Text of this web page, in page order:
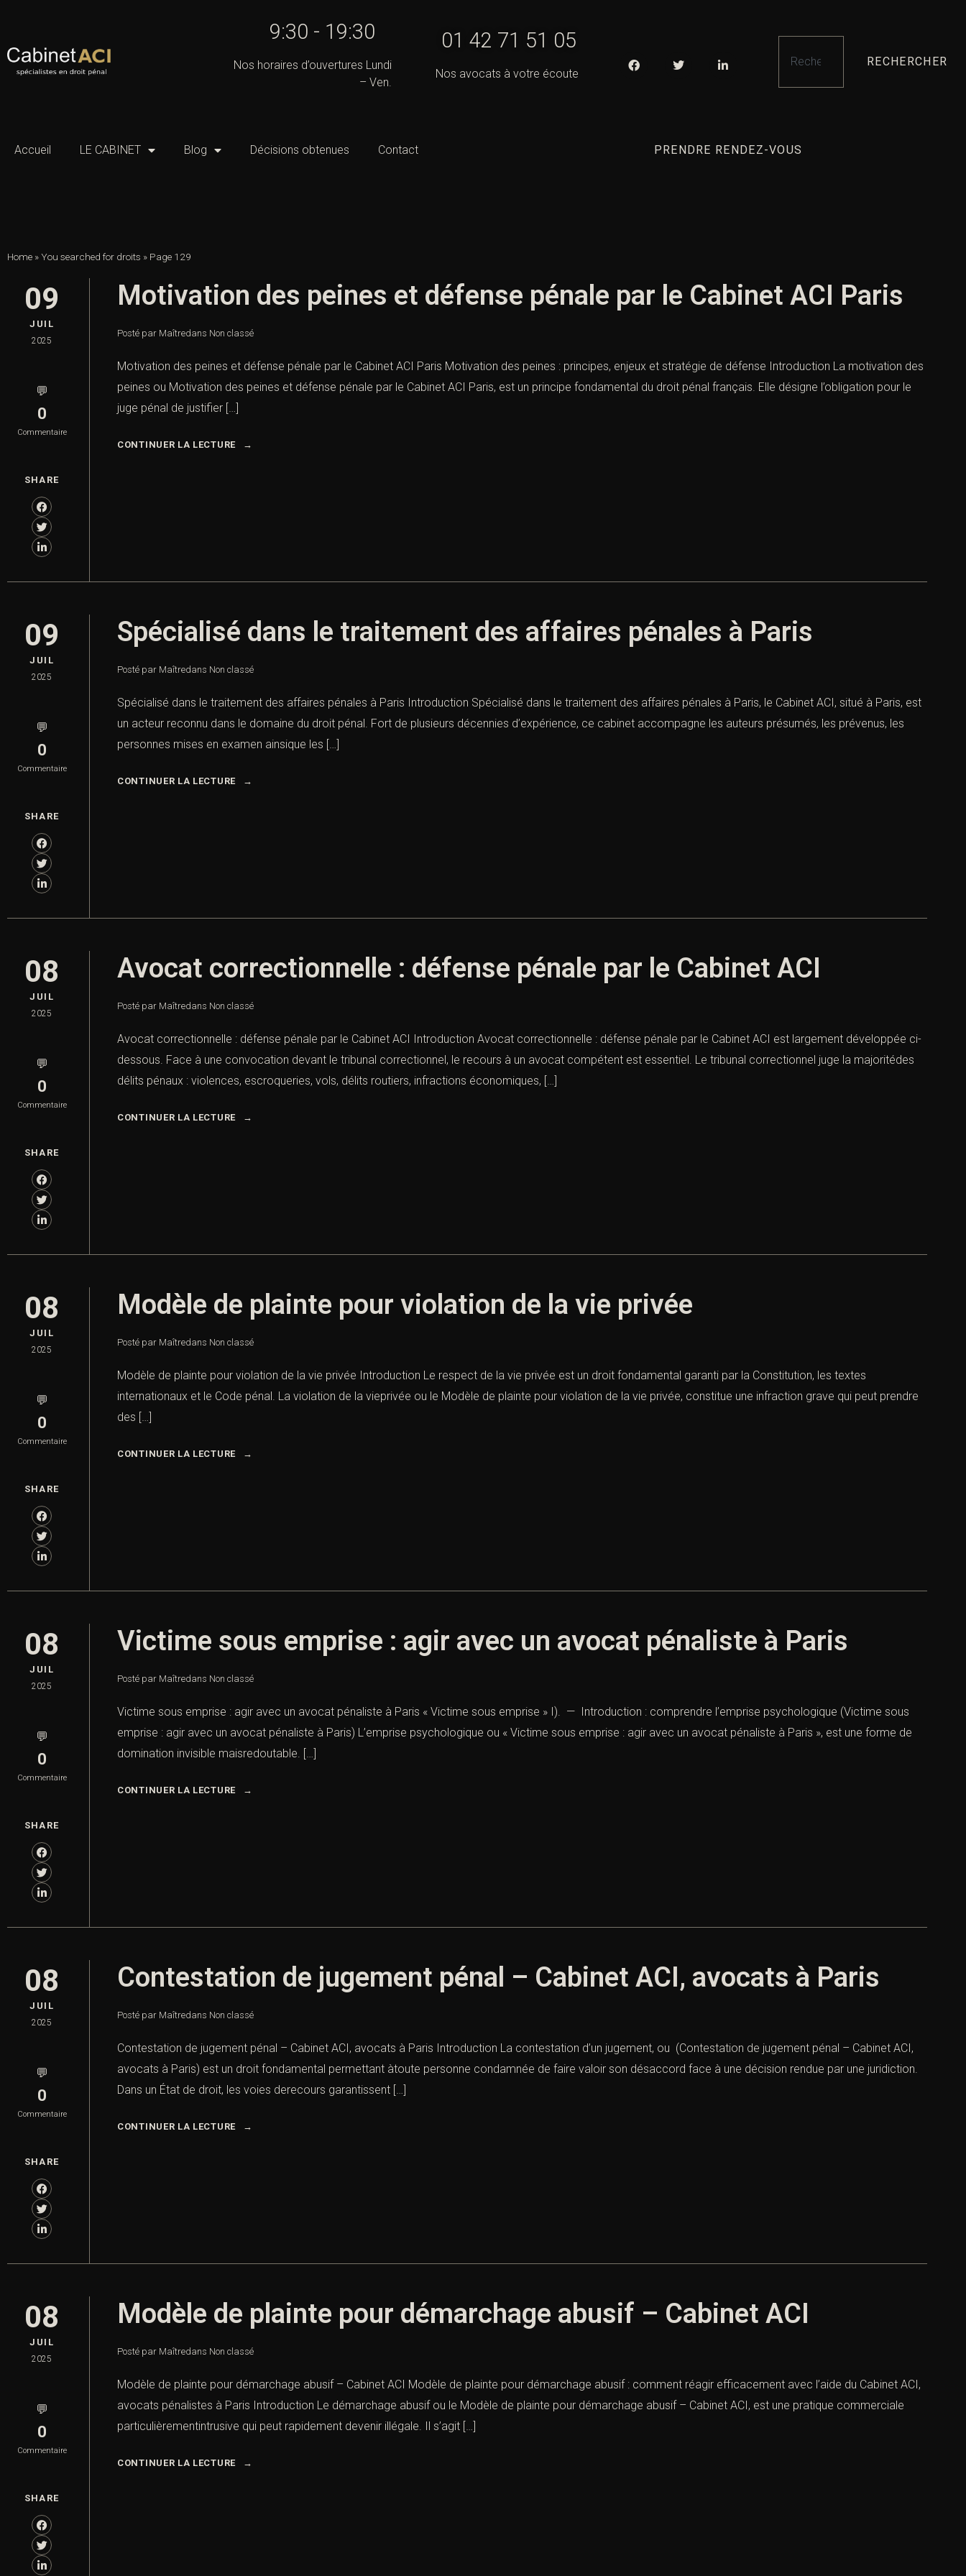
9:30 - 19:30
Nos horaires d’ouvertures Lundi
– Ven.
01 42 71 51 05
Nos avocats à votre écoute
RECHERCHER
Accueil LE CABINET Blog Décisions obtenues Contact PRENDRE RENDEZ-VOUS
Home »You searched for droits » Page 129
09
JUIL
2025
💬
0
Commentaire
SHARE
Motivation des peines et défense pénale par le Cabinet ACI Paris
Posté par Maîtredans Non classé
Motivation des peines et défense pénale par le Cabinet ACI Paris Motivation des peines : principes, enjeux et stratégie de défense Introduction La motivation des
peines ou Motivation des peines et défense pénale par le Cabinet ACI Paris, est un principe fondamental du droit pénal français. Elle désigne l’obligation pour le
juge pénal de justifier […]
CONTINUER LA LECTURE
09
JUIL
2025
💬
0
Commentaire
SHARE
Spécialisé dans le traitement des affaires pénales à Paris
Posté par Maîtredans Non classé
Spécialisé dans le traitement des affaires pénales à Paris Introduction Spécialisé dans le traitement des affaires pénales à Paris, le Cabinet ACI, situé à Paris, est
un acteur reconnu dans le domaine du droit pénal. Fort de plusieurs décennies d’expérience, ce cabinet accompagne les auteurs présumés, les prévenus, les
personnes mises en examen ainsique les […]
CONTINUER LA LECTURE
08
JUIL
2025
💬
0
Commentaire
SHARE
Avocat correctionnelle : défense pénale par le Cabinet ACI
Posté par Maîtredans Non classé
Avocat correctionnelle : défense pénale par le Cabinet ACI Introduction Avocat correctionnelle : défense pénale par le Cabinet ACI est largement développée ci-
dessous. Face à une convocation devant le tribunal correctionnel, le recours à un avocat compétent est essentiel. Le tribunal correctionnel juge la majoritédes
délits pénaux : violences, escroqueries, vols, délits routiers, infractions économiques, […]
CONTINUER LA LECTURE
08
JUIL
2025
💬
0
Commentaire
SHARE
Modèle de plainte pour violation de la vie privée
Posté par Maîtredans Non classé
Modèle de plainte pour violation de la vie privée Introduction Le respect de la vie privée est un droit fondamental garanti par la Constitution, les textes
internationaux et le Code pénal. La violation de la vieprivée ou le Modèle de plainte pour violation de la vie privée, constitue une infraction grave qui peut prendre
des […]
CONTINUER LA LECTURE
08
JUIL
2025
💬
0
Commentaire
SHARE
Victime sous emprise : agir avec un avocat pénaliste à Paris
Posté par Maîtredans Non classé
Victime sous emprise : agir avec un avocat pénaliste à Paris « Victime sous emprise » I). — Introduction : comprendre l’emprise psychologique (Victime sous
emprise : agir avec un avocat pénaliste à Paris) L’emprise psychologique ou « Victime sous emprise : agir avec un avocat pénaliste à Paris », est une forme de
domination invisible maisredoutable. […]
CONTINUER LA LECTURE
08
JUIL
2025
💬
0
Commentaire
SHARE
Contestation de jugement pénal – Cabinet ACI, avocats à Paris
Posté par Maîtredans Non classé
Contestation de jugement pénal – Cabinet ACI, avocats à Paris Introduction La contestation d’un jugement, ou (Contestation de jugement pénal – Cabinet ACI,
avocats à Paris) est un droit fondamental permettant àtoute personne condamnée de faire valoir son désaccord face à une décision rendue par une juridiction.
Dans un État de droit, les voies derecours garantissent […]
CONTINUER LA LECTURE
08
JUIL
2025
💬
0
Commentaire
SHARE
Modèle de plainte pour démarchage abusif – Cabinet ACI
Posté par Maîtredans Non classé
Modèle de plainte pour démarchage abusif – Cabinet ACI Modèle de plainte pour démarchage abusif : comment réagir efficacement avec l’aide du Cabinet ACI,
avocats pénalistes à Paris Introduction Le démarchage abusif ou le Modèle de plainte pour démarchage abusif – Cabinet ACI, est une pratique commerciale
particulièrementintrusive qui peut rapidement devenir illégale. Il s’agit […]
CONTINUER LA LECTURE